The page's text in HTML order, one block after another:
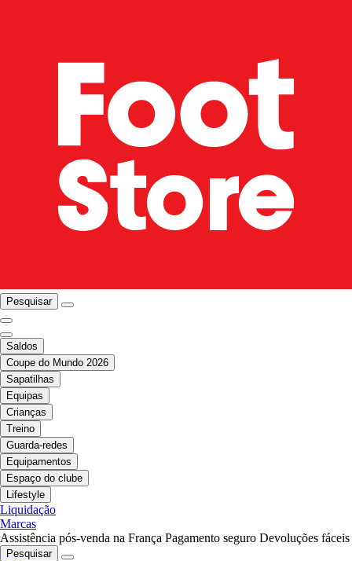
Pesquisar
Saldos
Coupe do Mundo 2026
Sapatilhas
Equipas
Crianças
Treino
Guarda-redes
Equipamentos
Espaço do clube
Lifestyle
Liquidação
Marcas
Assistência pós-venda na França Pagamento seguro Devoluções fáceis
Pesquisar